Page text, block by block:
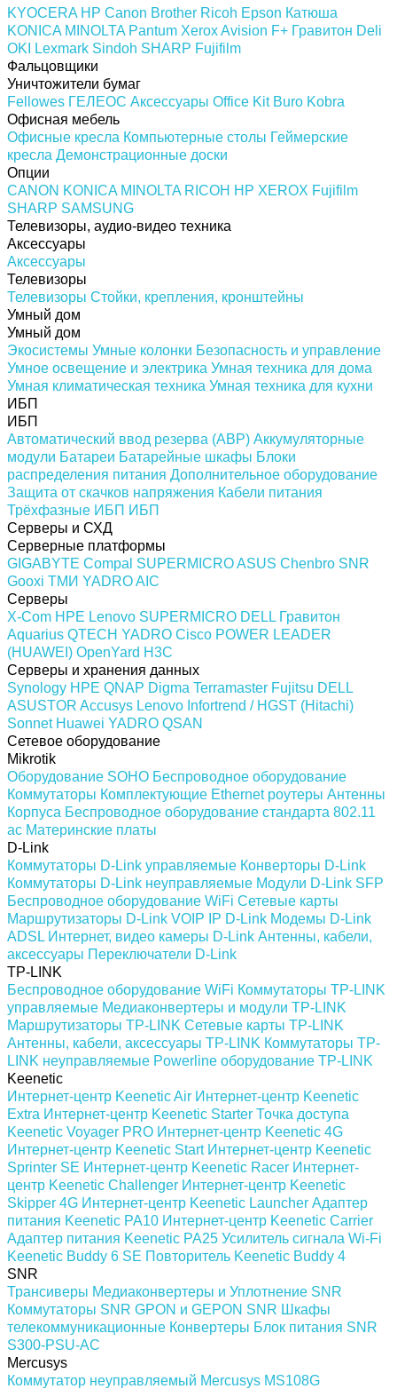
KYOCERA HP Canon Brother Ricoh Epson Катюша
KONICA MINOLTA Pantum XeroxAvision F+ Гравитон Deli
OKI
Lexmark Sindoh SHARP Fujifilm
Фальцовщики
Уничтожители бумаг
Fellowes ГЕЛЕОС Аксессуары Office Kit Buro Kobra
Офисная мебель
Офисные кресла Компьютерные столы Геймерские
кресла Демонстрационные доски
Опции
CANON KONICA MINOLTA RICOH HP XEROX Fujifilm
SHARP SAMSUNG
Телевизоры, аудио-видео техника
Аксессуары
Аксессуары
Телевизоры
Телевизоры Стойки, крепления, кронштейны
Умный дом
Умный дом
Экосистемы Умные колонки Безопасность и управление
Умное освещение и электрика Умная техника для дома
Умная климатическая техника Умная техника для кухни
ИБП
ИБП
Автоматический ввод резерва (АВР) Аккумуляторные
модули Батареи Батарейные шкафы Блоки
распределения питания Дополнительное оборудование
Защита от скачков напряжения Кабели питания
Трёхфазные ИБП ИБП
Серверы и СХД
Серверные платформы
GIGABYTE Compal SUPERMICROASUS Chenbro SNR
Gooxi ТМИ YADROAIC
Серверы
X-Com HPE Lenovo SUPERMICRO DELL Гравитон
Aquarius QTECH YADRO Cisco POWER LEADER
(HUAWEI) OpenYard H3C
Серверы и хранения данных
Synology HPE QNAP Digma Terramaster Fujitsu DELL
ASUSTOR Accusys Lenovo Infortrend / HGST (Hitachi)
Sonnet Huawei YADRO QSAN
Сетевое оборудование
Mikrotik
Оборудование SOHO Беспроводное оборудование
Коммутаторы Комплектующие Ethernet роутеры Антенны
Корпуса Беспроводное оборудование стандарта 802.11
ас Материнские платы
D-Link
Коммутаторы D-Link управляемые Конверторы D-Link
Коммутаторы D-Link неуправляемые Модули D-Link SFP
Беспроводное оборудование WiFi Сетевые карты
Маршрутизаторы D-Link VOIP IP D-Link Модемы D-Link
ADSL Интернет, видео камеры D-Link Антенны, кабели,
аксессуары Переключатели D-Link
TP-LINK
Беспроводное оборудование WiFi Коммутаторы TP-LINK
управляемые Медиаконвертеры и модули TP-LINK
Маршрутизаторы TP-LINK Сетевые карты TP-LINK
Антенны, кабели, аксессуары TP-LINK Коммутаторы TP-
LINK неуправляемые Powerline оборудование TP-LINK
Keenetic
Интернет-центр Keenetic Air Интернет-центр Keenetic
Extra Интернет-центр Keenetic Starter Точка доступа
Keenetic Voyager PRO Интернет-центр Keenetic 4G
Интернет-центр Keenetic Start Интернет-центр Keenetic
Sprinter SE Интернет-центр Keenetic Racer Интернет-
центр Keenetic Challenger Интернет-центр Keenetic
Skipper 4G Интернет-центр Keenetic Launcher Адаптер
питания Keenetic PA10 Интернет-центр Keenetic Carrier
Адаптер питания Keenetic PA25 Усилитель сигнала Wi-Fi
Keenetic Buddy 6 SE Повторитель Keenetic Buddy 4
SNR
Трансиверы Медиаконвертеры и Уплотнение SNR
Коммутаторы SNR GPON и GEPON SNR Шкафы
телекоммуникационные Конвертеры Блок питания SNR
S300-PSU-AC
Mercusys
Коммутатор неуправляемый Mercusys MS108G